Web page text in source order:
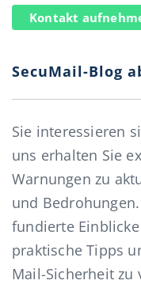
Kontakt
SecuMail-Blog
Sie interessieren
uns erhalten Sie
Warnungen zu
und
fundierte
praktische Tipps
Mail-Sicherheit zu